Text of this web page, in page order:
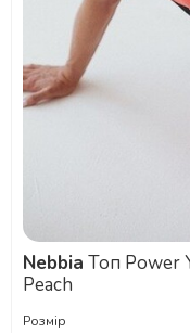
Nebbia
Peach
Розмір